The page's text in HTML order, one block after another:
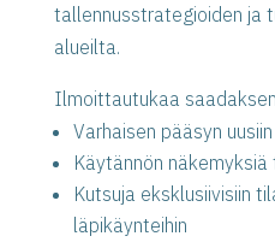
tallennusstrategioiden ja
alueilta.
Ilmoittautukaa
Varhaisen pääsyn
Käytännön
Kutsuja eksklusiivisiin
läpikäynteihin